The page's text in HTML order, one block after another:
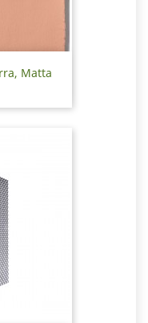
Matta